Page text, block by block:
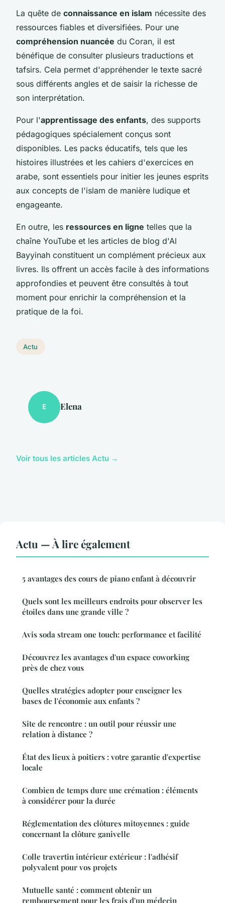
La quête de connaissance en islam nécessite des
ressources fiables et diversifiées. Pour une
compréhension nuancée du Coran, il est
bénéfique de consulter plusieurs traductions et
tafsirs. Cela permet d'appréhender le texte sacré
sous différents angles et de saisir la richesse de
son interprétation.
Pour l'apprentissage des enfants, des supports
pédagogiques spécialement conçus sont
disponibles. Les packs éducatifs, tels que les
histoires illustrées et les cahiers d'exercices en
arabe, sont essentiels pour initier les jeunes esprits
aux concepts de l'islam de manière ludique et
engageante.
En outre, les ressources en ligne telles que la
chaîne YouTube et les articles de blog d'Al
Bayyinah constituent un complément précieux aux
livres. Ils offrent un accès facile à des informations
approfondies et peuvent être consultés à tout
moment pour enrichir la compréhension et la
pratique de la foi.
Actu
E Elena
Voir tous les articles Actu →
Actu — À lire également
5 avantages des cours de piano enfant à découvrir
Quels sont les meilleurs endroits pour observer les
étoiles dans une grande ville ?
Avis soda stream one touch: performance et facilité
Découvrez les avantages d'un espace coworking
près de chez vous
Quelles stratégies adopter pour enseigner les
bases de l'économie aux enfants ?
Site de rencontre : un outil pour réussir une
relation à distance ?
État des lieux à poitiers : votre garantie d'expertise
locale
Combien de temps dure une crémation : éléments
à considérer pour la durée
Réglementation des clôtures mitoyennes : guide
concernant la clôture ganivelle
Colle travertin intérieur extérieur : l'adhésif
polyvalent pour vos projets
Mutuelle santé : comment obtenir un
remboursement pour les frais d'un médecin